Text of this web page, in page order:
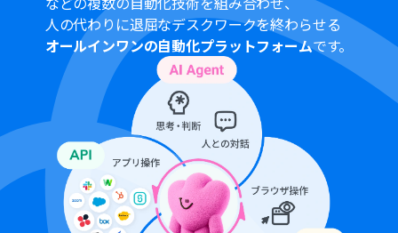
kintoneの各項目と結び付けることが可能です。
注意事項
Outlook、kintoneのそれぞれとYoomを連携してくださ
い。
Microsoft365（旧Office365）には、家庭向けプランと一
般法人向けプラン（Microsoft365 Business）があり、一
般法人向けプランに加入していない場合には認証に失敗
する可能性があります。
トリガーは5分、10分、15分、30分、60分の間隔で起動
間隔を選択できます。
プランによって最短の起動間隔が異なりますので、ご注意
ください。
人の代わりに退屈なデスクワークを終わらせる
オールインワンの自動化プラットフォームです。